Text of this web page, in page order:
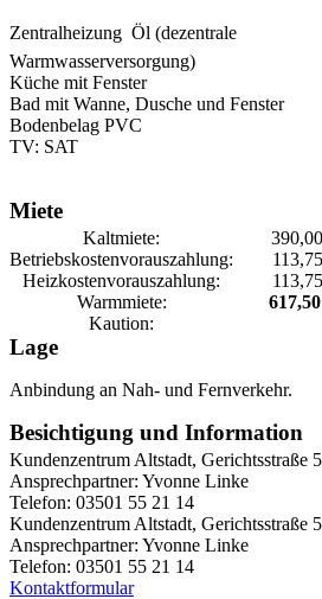
Zentralheizung  Öl (dezentrale
Warmwasserversorgung)
Küche mit Fenster
Bad mit Wanne, Dusche und Fenster
Bodenbelag PVC
TV: SAT
Miete
Kaltmiete:
Betriebskosten­vorauszahlung:
Heizkosten­vorauszahlung:
Warmmiete:
Kaution:
Lage
Anbindung an Nah- und Fernverkehr.
Besichtigung und Information
Kundenzentrum Altstadt, Gerichtsstraße
Ansprechpartner: Yvonne Linke
Telefon: 03501 55 21 14
Kundenzentrum Altstadt, Gerichtsstraße
Ansprechpartner: Yvonne Linke
Telefon: 03501 55 21 14
Kontaktformular